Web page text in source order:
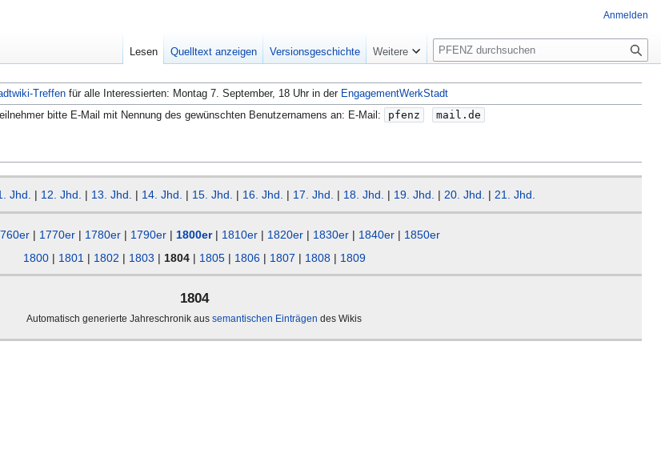
Treffen für alle Interessierten: Montag 7. September, 18 Uhr in der EngagementWerkStadt
bitte E-Mail mit Nennung des gewünschten Benutzernamens an: E-Mail:
pfenz mail.de
Jhd. | 12. Jhd. | 13. Jhd. | 14. Jhd. | 15. Jhd. | 16. Jhd. | 17. Jhd. | 18. Jhd. | 19. Jhd. | 20. Jhd. | 21. Jhd.
| 1770er | 1780er | 1790er | 1800er| 1810er | 1820er | 1830er | 1840er | 1850er
1800| 1801 | 1802 | 1803 | 1804| 1805| 1806| 1807 | 1808| 1809
1804
Automatisch generierte Jahreschronik aus semantischen Einträgen des Wikis
Anmelden
Lesen Quelltext anzeigen Versionsgeschichte Weitere
S
u
c
h
e